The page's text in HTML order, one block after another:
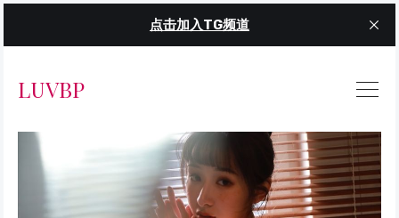
点击加入TG频道
LUVBP